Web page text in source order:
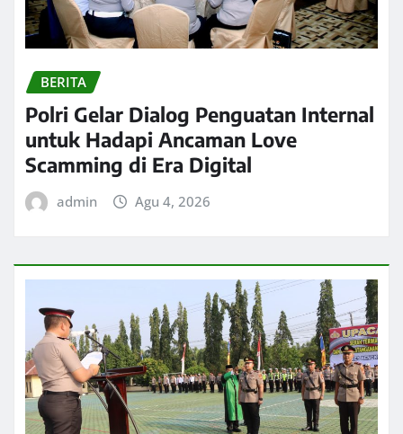
BERITA
Polri Gelar Dialog Penguatan Internal
untuk Hadapi Ancaman Love
Scamming di Era Digital
admin Agu 4, 2026